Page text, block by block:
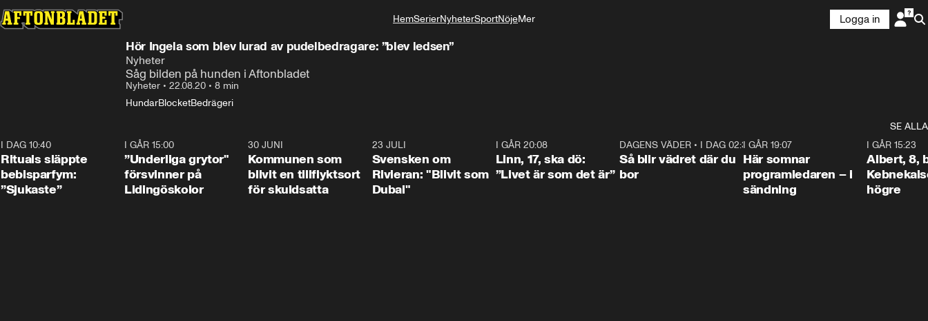
HemSerierNyheterSportNöjeMer
Logga in
Hör Ingela som blev lurad av pudelbedragare: ”blev ledsen”
Nyheter
Såg bilden på hunden i Aftonbladet
Nyheter • 22.08.20 • 8 min
HundarBlocketBedrägeri
SE ALLA
I DAG 10:40
Rituals släppte
bebisparfym:
”Sjukaste”
1:07
I GÅR 15:00
”Underliga grytor"
försvinner på
Lidingöskolor
30 JUNI
Kommunen som
blivit en tillflyktsort
för skuldsatta
23 JULI
Svensken om
Rivieran: "Blivit som
Dubai"
I GÅR 20:08
Linn, 17, ska dö:
”Livet är som det är”
1:06
DAGENS VÄDER• I DAG 02:30
Så blir vädret där du
bor
I GÅR 19:07
Här somnar
programledaren – i
sändning
I GÅR 15:23
Albert, 8,
högre